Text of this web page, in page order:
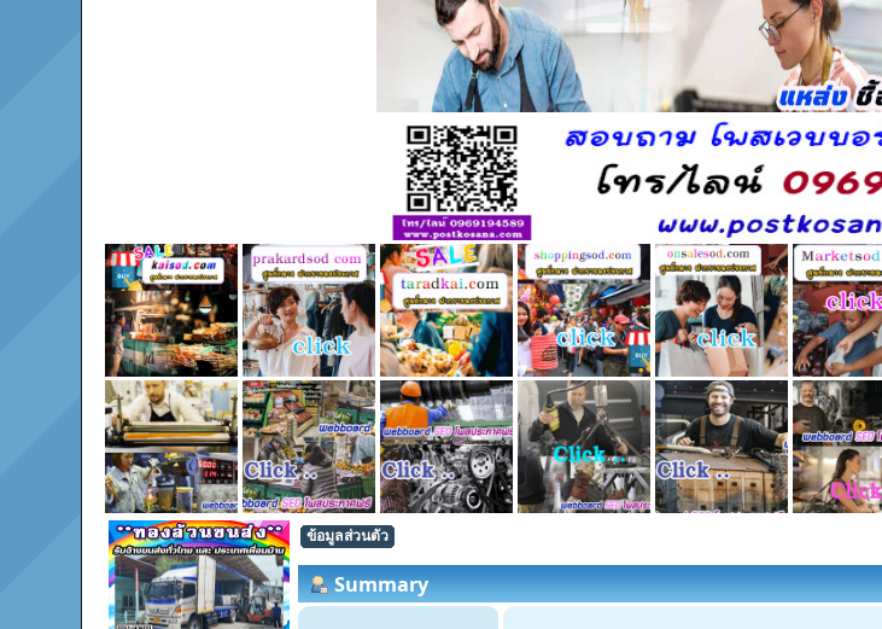
ข้อมูลส่วนตัว
Summary